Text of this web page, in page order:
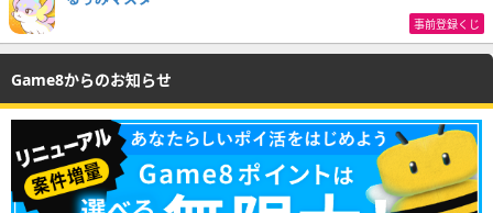
事前登録くじ
Game8からのお知らせ